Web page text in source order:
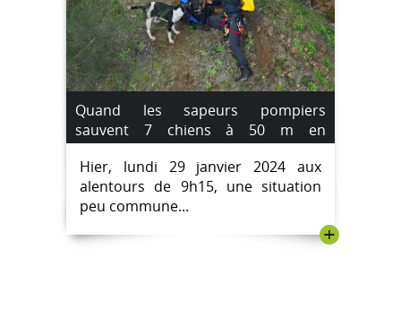
Quand les sapeurs pompiers
sauvent 7 chiens à 50 m en
contrebas.
Hier, lundi 29 janvier 2024 aux
alentours de 9h15, une situation
peu commune...
+